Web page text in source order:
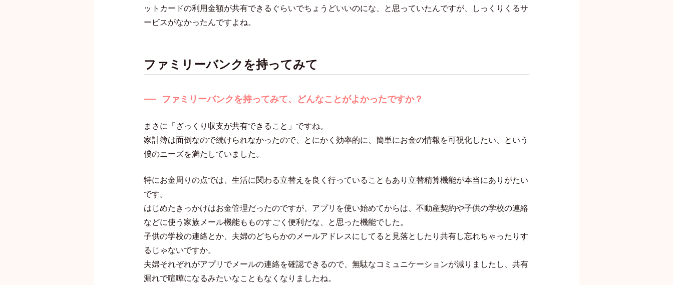
ットカードの利用金額が共有できるぐらいでちょうどいいのにな、と思っていたんですが、しっくりくるサ
ービスがなかったんですよね。
ファミリーバンクを持ってみて
ファミリーバンクを持ってみて、どんなことがよかったですか？
まさに「ざっくり収支が共有できること」ですね。
家計簿は面倒なので続けられなかったので、とにかく効率的に、簡単にお金の情報を可視化したい、という
僕のニーズを満たしていました。
特にお金周りの点では、生活に関わる立替えを良く行っていることもあり立替精算機能が本当にありがたい
です。
はじめたきっかけはお金管理だったのですが、アプリを使い始めてからは、不動産契約や子供の学校の連絡
などに使う家族メール機能もものすごく便利だな、と思った機能でした。
子供の学校の連絡とか、夫婦のどちらかのメールアドレスにしてると見落としたり共有し忘れちゃったりす
るじゃないですか。
夫婦それぞれがアプリでメールの連絡を確認できるので、無駄なコミュニケーションが減りましたし、共有
漏れで喧嘩になるみたいなこともなくなりましたね。